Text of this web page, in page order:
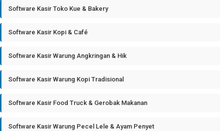
Software Kasir Toko Kue & Bakery
Software Kasir Kopi & Café
Software Kasir Warung Angkringan & Hik
Software Kasir Warung Kopi Tradisional
Software Kasir Food Truck & Gerobak Makanan
Software Kasir Warung Pecel Lele & Ayam Penyet